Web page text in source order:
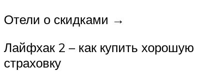
Отели о скидками →
Лайфхак 2 – как купить хорошую
страховку